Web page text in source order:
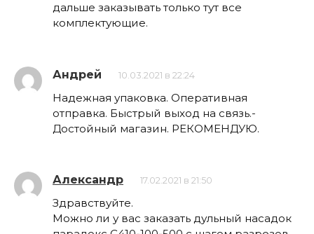
дальше заказывать только тут все
комплектующие.
Андрей 10.03.2021 в 22:24
Надежная упаковка. Оперативная
отправка. Быстрый выход на связь.-
Достойный магазин. РЕКОМЕНДУЮ.
Александр 17.02.2021 в 21:50
Здравствуйте.
Можно ли у вас заказать дульный насадок